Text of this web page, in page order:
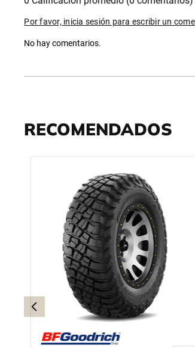
Por favor, inicia sesión para escribir un
No hay comentarios.
RECOMENDADOS